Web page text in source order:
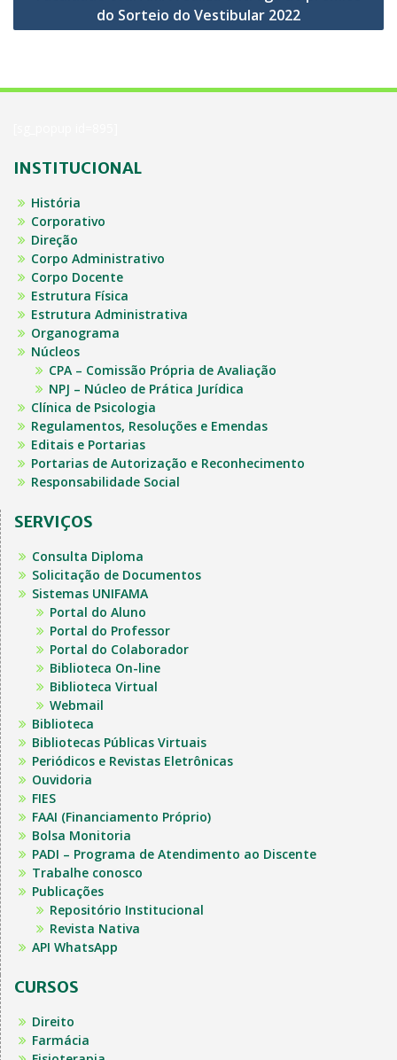
do Sorteio do Vestibular 2022
INSTITUCIONAL
História
Corporativo
Direção
Corpo Administrativo
Corpo Docente
Estrutura Física
Estrutura Administrativa
Organograma
Núcleos
CPA – Comissão Própria de Avaliação
NPJ – Núcleo de Prática Jurídica
Clínica de Psicologia
Regulamentos, Resoluções e Emendas
Editais e Portarias
Portarias de Autorização e Reconhecimento
Responsabilidade Social
SERVIÇOS
Consulta Diploma
Solicitação de Documentos
Sistemas UNIFAMA
Portal do Aluno
Portal do Professor
Portal do Colaborador
Biblioteca On-line
Biblioteca Virtual
Webmail
Biblioteca
Bibliotecas Públicas Virtuais
Periódicos e Revistas Eletrônicas
Ouvidoria
FIES
FAAI (Financiamento Próprio)
Bolsa Monitoria
PADI – Programa de Atendimento ao Discente
Trabalhe conosco
Publicações
Repositório Institucional
Revista Nativa
API WhatsApp
CURSOS
Direito
Farmácia